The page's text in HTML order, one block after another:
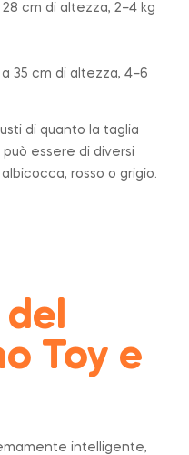
cm di altezza, 2–4 kg
35 cm di altezza, 4–6
di quanto la taglia
essere di diversi
rosso o grigio.
Toy e
intelligente,